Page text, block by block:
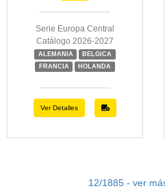
Serie Europa Central
Catálogo 2026-2027
ALEMANIA
BELGICA
FRANCIA
HOLANDA
Ver Detalles
12/1885 - ver